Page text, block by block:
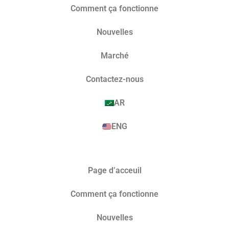
Comment ça fonctionne
Nouvelles
Marché​
Contactez-nous
AR
ENG
Page d’acceuil
Comment ça fonctionne
Nouvelles